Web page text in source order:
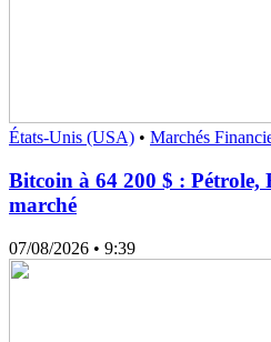
États-Unis (USA) • Marchés
Bitcoin à 64 200 $ : Pétrole,
marché
07/08/2026 • 9:39